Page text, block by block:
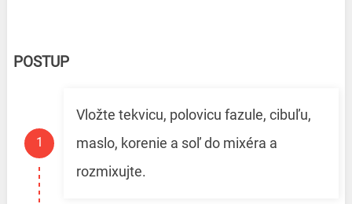
POSTUP
Vložte tekvicu, polovicu fazule, cibuľu,
maslo, korenie a soľ do mixéra a
rozmixujte.